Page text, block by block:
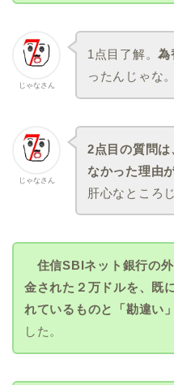
じゃなさん
1点目了解。為
ったんじゃな。
じゃなさん
2点目の質問
なかった理由
肝心なところ
住信SBIネット銀行の
金された２万ドルを、既
れているものと「勘違い
した。